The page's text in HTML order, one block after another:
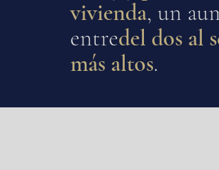
vivienda, un
entredel dos al
más altos.